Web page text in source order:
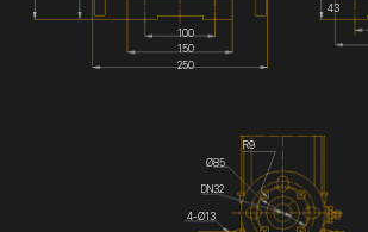
100
150
250
43
DN32
R9
Ø85
4-Ø13